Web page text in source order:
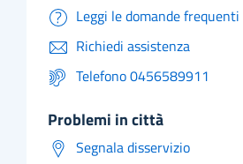
Leggi le domande frequenti
Richiedi assistenza
Telefono 0456589911
problemi in città
Segnala disservizio